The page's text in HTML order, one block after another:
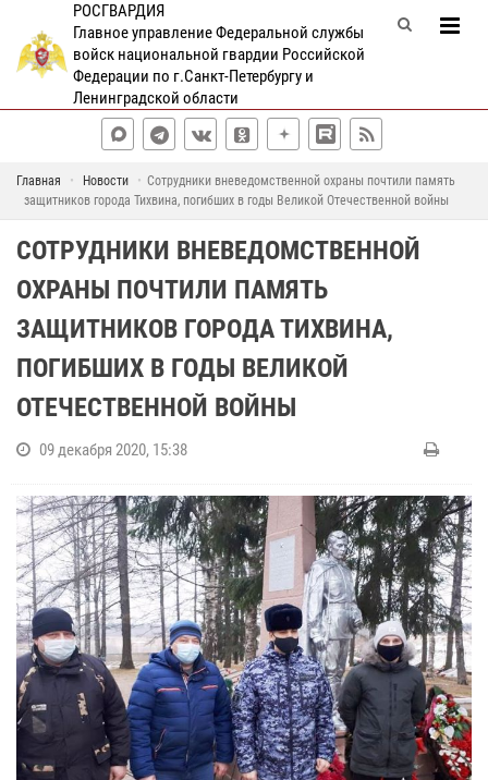
РОСГВАРДИЯ
Главное управление Федеральной службы
войск национальной гвардии Российской
Федерации по г.Санкт-Петербургу и
Ленинградской области
Главная Новости
Cотрудники вневедомственной охраны почтили память
защитников города Тихвина, погибших в годы Великой Отечественной войны
CОТРУДНИКИ ВНЕВЕДОМСТВЕННОЙ
ОХРАНЫ ПОЧТИЛИ ПАМЯТЬ
ЗАЩИТНИКОВ ГОРОДА ТИХВИНА,
ПОГИБШИХ В ГОДЫ ВЕЛИКОЙ
ОТЕЧЕСТВЕННОЙ ВОЙНЫ
09 декабря 2020, 15:38